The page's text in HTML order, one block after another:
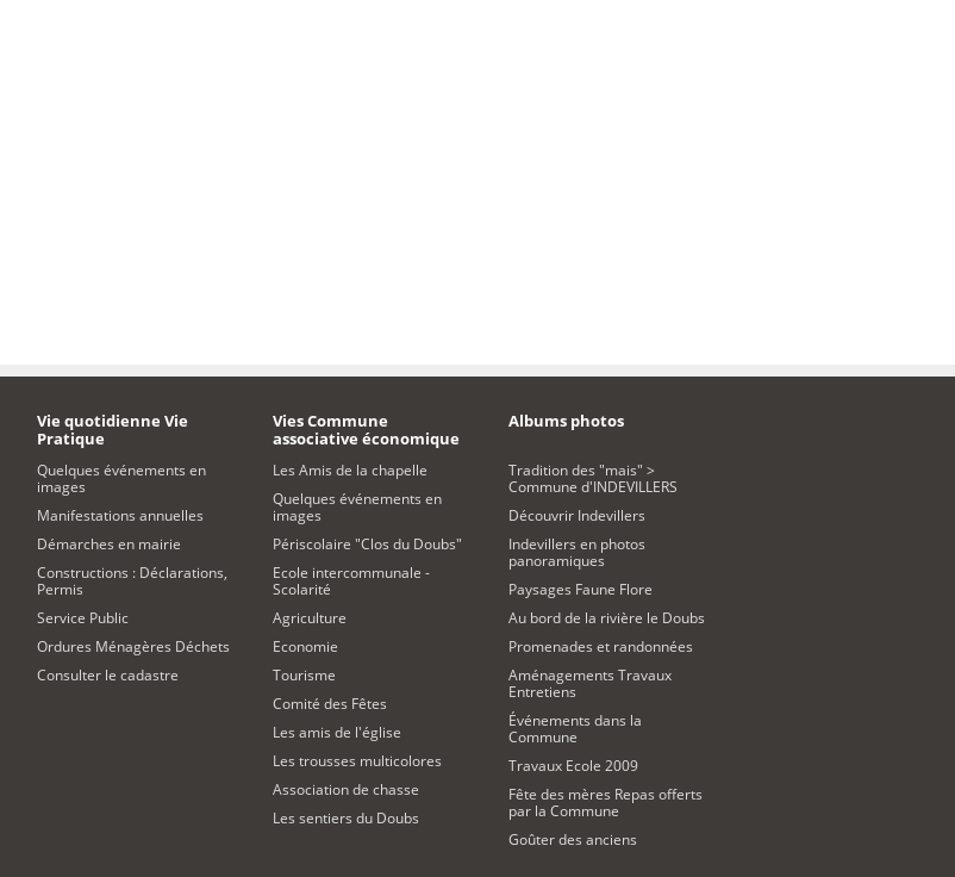
Vie quotidienne Vie
Pratique
Quelques événements en
images
Manifestations annuelles
Démarches en mairie
Constructions : Déclarations,
Permis
Service Public
Ordures Ménagères Déchets
Consulter le cadastre
Vies Commune
associative économique
Les Amis de la chapelle
Quelques événements en
images
Périscolaire "Clos du Doubs"
Ecole intercommunale -
Scolarité
Agriculture
Economie
Tourisme
Comité des Fêtes
Les amis de l'église
Les trousses multicolores
Association de chasse
Les sentiers du Doubs
Albums photos
Tradition des "mais" >
Commune d'INDEVILLERS
Découvrir Indevillers
Indevillers en photos
panoramiques
Paysages Faune Flore
Au bord de la rivière le Doubs
Promenades et randonnées
Aménagements Travaux
Entretiens
Événements dans la
Commune
Travaux Ecole 2009
Fête des mères Repas offerts
par la Commune
Goûter des anciens